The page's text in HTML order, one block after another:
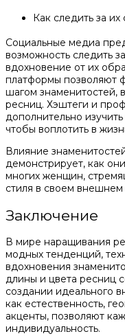
Как следить за
Социальные медиа
возможность следить
вдохновение от их
платформы позволяют
шагом знаменитостей,
ресниц. Хэштеги и
дополнительно
чтобы воплотить в
Влияние
демонстрирует, как
многих женщин,
стиля в своем внешнем
Заключение
В мире наращивания
модных тенденций,
вдохновения
длины и цвета ресниц
создании идеального
как естественность,
акценты, позволяют
индивидуальность.